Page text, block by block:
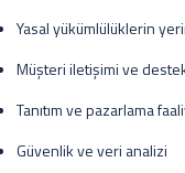
Yasal yükümlülüklerin
Müşteri iletişimi ve
Tanıtım ve pazarlama
Güvenlik ve veri analizi